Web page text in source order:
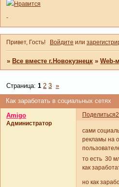
Нравится
-
Привет, Гость! Войдите или
»Все вместе г.Новокузнецк »Web-
Как заработать в социальных сетях
Страница:1 2 3 »
Поделиться
Amigo
Администратор
сами
рекламы на
то есть 30
как
но как